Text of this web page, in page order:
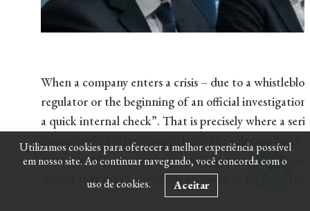
When a company enters a crisis – due to a
regulator or the beginning of an official
a quick internal check”. That is precisely where a
improvised efforts: it must clarify the relevant
strategic decisions, without turning interviews into
dossier that may later be used against individuals
Utilizamos cookies para oferecer a melhor experiência possível
em nosso site. Ao continuar navegando, você concorda com o
uso de cookies.
Aceitar